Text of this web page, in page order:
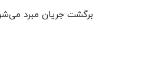
برگشت جریان مبرد